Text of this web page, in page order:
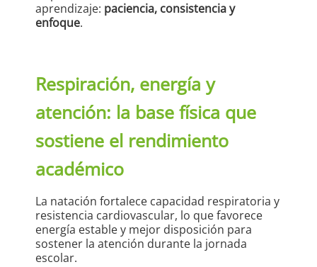
aprendizaje: paciencia, consistencia y
enfoque.
Respiración, energía y
atención: la base física que
sostiene el rendimiento
académico
La natación fortalece capacidad respiratoria y
resistencia cardiovascular, lo que favorece
energía estable y mejor disposición para
sostener la atención durante la jornada
escolar.